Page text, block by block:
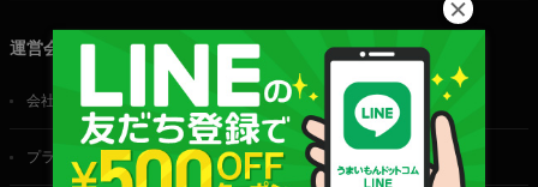
運営会社
会社概要 ご利用規約
プライバシーポリシー 特定商取引法に基づく表記